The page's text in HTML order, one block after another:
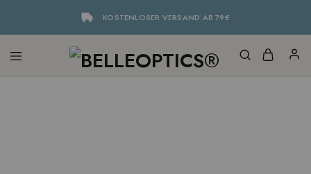
KOSTENLOSER VERSAND AB 79€